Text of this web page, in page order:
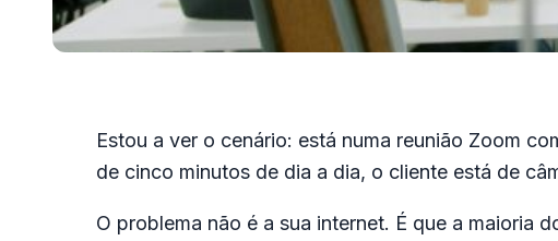
Estou a ver o cenário: está numa reunião Zoom
de cinco minutos de dia a dia, o cliente está de
O problema não é a sua internet. É que a maioria